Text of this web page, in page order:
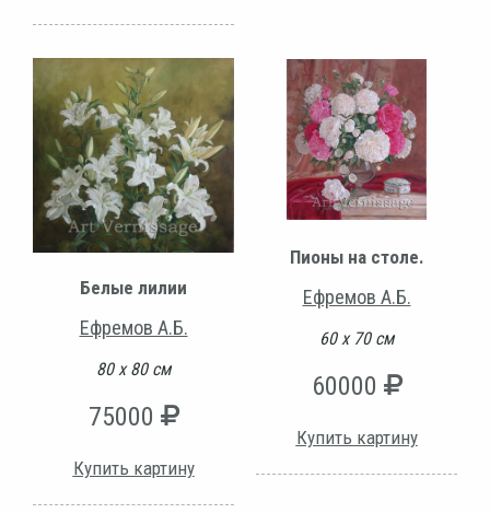
Белые лилии
Ефремов А.Б.
80 х 80 см
75000
Купить картину
Пионы на столе.
Ефремов А.Б.
60 х 70 см
60000
Купить картину